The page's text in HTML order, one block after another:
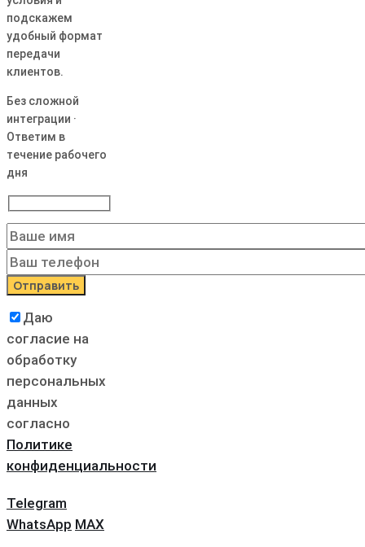
подскажем
удобный формат
передачи
клиентов.
Без сложной
интеграции ·
Ответим в
течение рабочего
дня
Даю
согласие на
обработку
персональных
данных
согласно
Политике
конфиденциальности
Telegram
WhatsApp MAX